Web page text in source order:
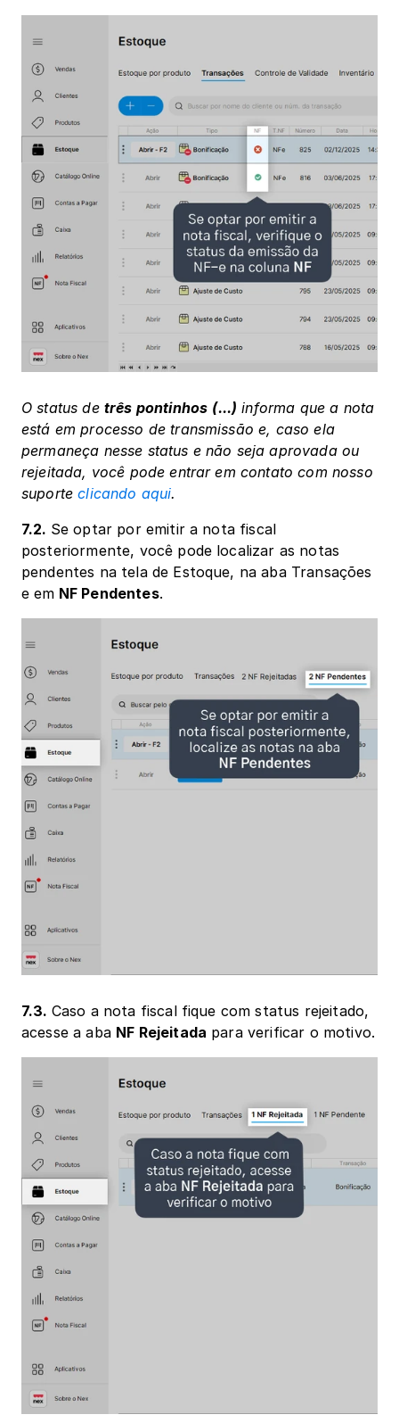
O status de três pontinhos (...) informa que a nota
está em processo de transmissão e, caso ela
permaneça nesse status e não seja aprovada ou
rejeitada, você pode entrar em contato com nosso
suporte clicando aqui.
7.2. Se optar por emitir a nota fiscal
posteriormente, você pode localizar as notas
pendentes na tela de Estoque, na aba Transações
e em NF Pendentes.
7.3. Caso a nota fiscal fique com status rejeitado,
acesse a aba NF Rejeitada para verificar o motivo.